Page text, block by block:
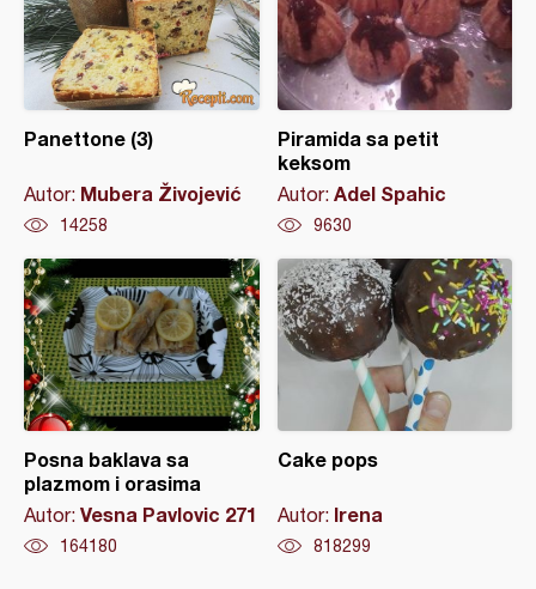
Panettone (3)
Autor: Mubera Živojević
14258
Piramida sa petit
keksom
Autor: Adel Spahic
9630
Posna baklava sa
plazmom i orasima
Autor: Vesna Pavlovic 271
164180
Cake pops
Autor: Irena
818299